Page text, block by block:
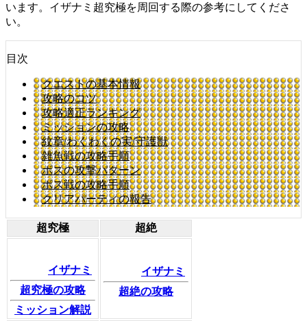
います。イザナミ超究極を周回する際の参考にしてくださ
い。
目次
クエストの基本情報
攻略のコツ
攻略適正ランキング
ミッションの攻略
紋章/わくわくの実/守護獣
雑魚戦の攻略手順
ボスの攻撃パターン
ボス戦の攻略手順
クリアパーティの報告
超究極 超絶
イザナミ
超究極の攻略
ミッション解説
イザナミ
超絶の攻略